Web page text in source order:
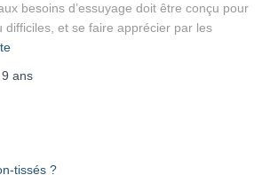
besoins d’essuyage doit être conçu pour
difficiles, et se faire apprécier par les
9 ans
tissés ?